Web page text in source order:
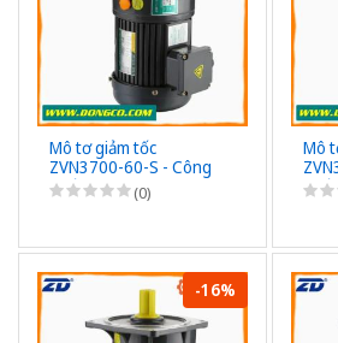
Mô tơ giảm tốc
ZVN3700-60-S - Công
suất 3700W (5HP) -
1/60 - Chân đế - 3Pha
(0)
Mô
suất
-
-16%